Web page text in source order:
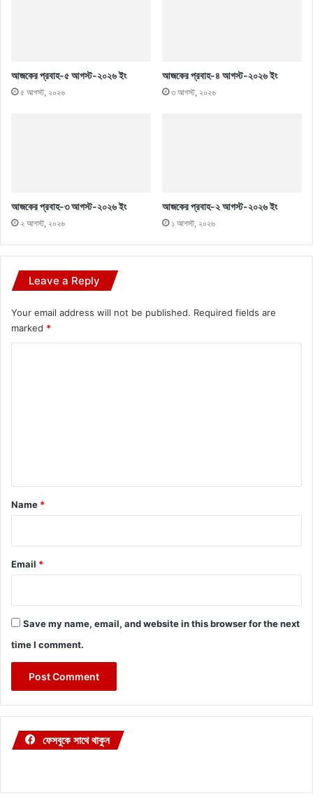
আজকের প্রবাহ-৫ আগস্ট-২০২৬ ইং
৫ আগস্ট, ২০২৬
আজকের প্রবাহ-৪ আগস্ট-২০২৬ ইং
৩ আগস্ট, ২০২৬
আজকের প্রবাহ-৩ আগস্ট-২০২৬ ইং
২ আগস্ট, ২০২৬
আজকের প্রবাহ-২ আগস্ট-২০২৬ ইং
১ আগস্ট, ২০২৬
Leave a Reply
Your email address will not be published. Required fields are
marked *
*
Name *
Email *
Save my name, email, and website in this browser for the next
time I comment.
ফেসবুকে সাথে থাকুন